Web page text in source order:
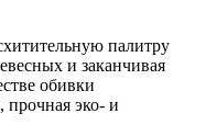
палитру
и заканчивая
обивки
прочная эко- и